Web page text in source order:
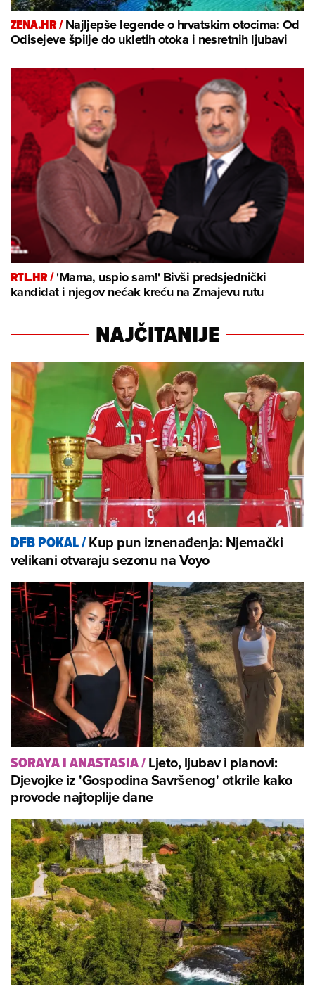
ZENA.HR /Najljepše legende o hrvatskim otocima: Od
Odisejeve špilje do ukletih otoka i nesretnih ljubavi
RTL.HR /'Mama, uspio sam!' Bivši predsjednički
kandidat i njegov nećak kreću na Zmajevu rutu
NAJČITANIJE
DFB POKAL/Kup pun iznenađenja: Njemački
velikani otvaraju sezonu na Voyo
SORAYA I ANASTASIA/Ljeto, ljubav i planovi:
Djevojke iz 'Gospodina Savršenog' otkrile kako
provode najtoplije dane